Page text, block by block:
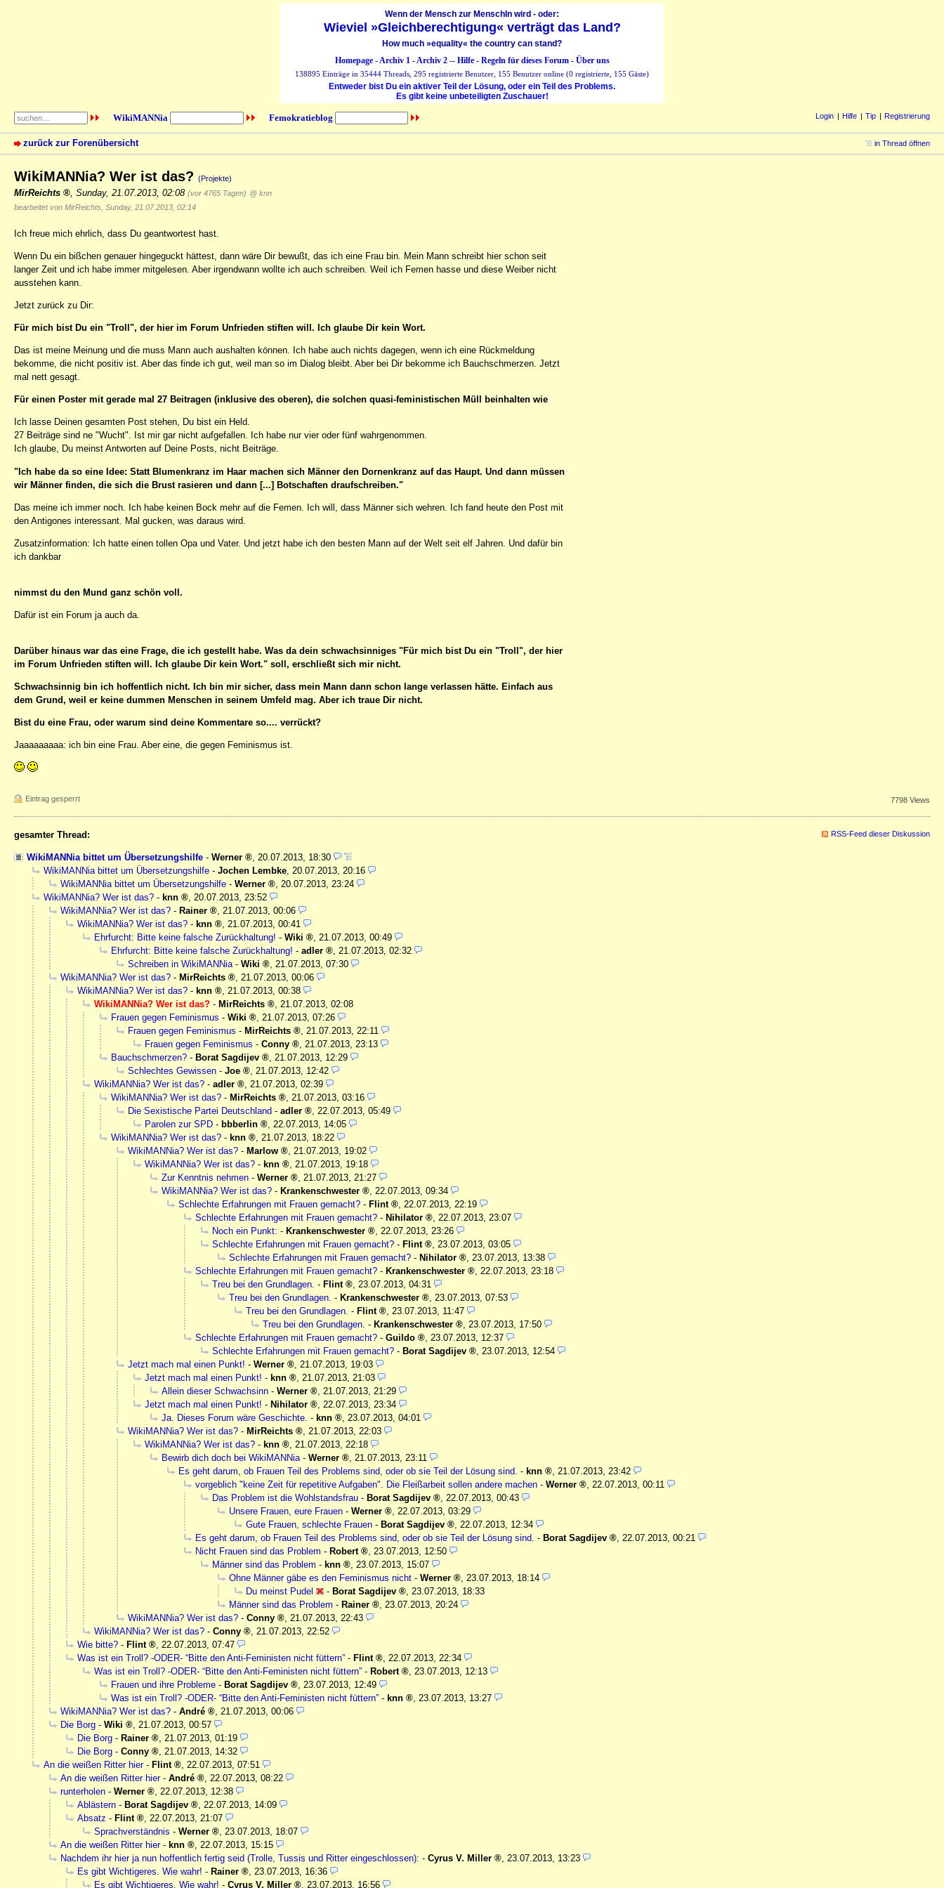
Wenn der Mensch zur MenschIn wird - oder:
Wieviel »Gleichberechtigung« verträgt das Land?
How much »equality« the country can stand?
Homepage-Archiv 1-Archiv 2-- Hilfe- Regeln für dieses Forum- Über uns
138895 Einträge in 35444 Threads, 295 registrierte Benutzer, 155 Benutzer online (0 registrierte, 155 Gäste)
Entweder bist Du ein aktiver Teil der Lösung, oder ein Teil des Problems.
Es gibt keine unbeteiligten Zuschauer!
WikiMANNia Femokratieblog Login Hilfe Tip Registrierung
zurück zur Forenübersicht in Thread öffnen
WikiMANNia? Wer ist das? (Projekte)
MirReichts Sunday, 21.07.2013, 02:08 (vor 4765 Tagen) @ knn
bearbeitet von MirReichts, Sunday, 21.07.2013, 02:14
Ich freue mich ehrlich, dass Du geantwortest hast.
Wenn Du ein bißchen genauer hingeguckt hättest, dann wäre Dir bewußt, das ich eine Frau bin. Mein Mann schreibt hier schon seit
langer Zeit und ich habe immer mitgelesen. Aber irgendwann wollte ich auch schreiben. Weil ich Femen hasse und diese Weiber nicht
ausstehen kann.
Jetzt zurück zu Dir:
Für mich bist Du ein "Troll", der hier im Forum Unfrieden stiften will. Ich glaube Dir kein Wort.
Das ist meine Meinung und die muss Mann auch aushalten können. Ich habe auch nichts dagegen, wenn ich eine Rückmeldung
bekomme, die nicht positiv ist. Aber das finde ich gut, weil man so im Dialog bleibt. Aber bei Dir bekomme ich Bauchschmerzen. Jetzt
mal nett gesagt.
Für einen Poster mit gerade mal 27 Beitragen (inklusive des oberen), die solchen quasi-feministischen Müll beinhalten wie
Ich lasse Deinen gesamten Post stehen, Du bist ein Held.
27 Beiträge sind ne "Wucht". Ist mir gar nicht aufgefallen. Ich habe nur vier oder fünf wahrgenommen.
Ich glaube, Du meinst Antworten auf Deine Posts, nicht Beiträge.
"Ich habe da so eine Idee: Statt Blumenkranz im Haar machen sich Männer den Dornenkranz auf das Haupt. Und dann müssen
wir Männer finden, die sich die Brust rasieren und dann [...] Botschaften draufschreiben."
Das meine ich immer noch. Ich habe keinen Bock mehr auf die Femen. Ich will, dass Männer sich wehren. Ich fand heute den Post mit
den Antigones interessant. Mal gucken, was daraus wird.
Zusatzinformation: Ich hatte einen tollen Opa und Vater. Und jetzt habe ich den besten Mann auf der Welt seit elf Jahren. Und dafür bin
ich dankbar
nimmst du den Mund ganz schön voll.
Dafür ist ein Forum ja auch da.
Darüber hinaus war das eine Frage, die ich gestellt habe. Was da dein schwachsinniges "Für mich bist Du ein "Troll", der hier
im Forum Unfrieden stiften will. Ich glaube Dir kein Wort." soll, erschließt sich mir nicht.
Schwachsinnig bin ich hoffentlich nicht. Ich bin mir sicher, dass mein Mann dann schon lange verlassen hätte. Einfach aus
dem Grund, weil er keine dummen Menschen in seinem Umfeld mag. Aber ich traue Dir nicht.
Bist du eine Frau, oder warum sind deine Kommentare so.... verrückt?
Jaaaaaaaaa: ich bin eine Frau. Aber eine, die gegen Feminismus ist.
Eintrag gesperrt 7798 Views
gesamter Thread: RSS-Feed dieser Diskussion
WikiMANNia bittet um Übersetzungshilfe - Werner
20.07.2013, 18:30
WikiMANNia bittet um Übersetzungshilfe - Jochen Lembke 20.07.2013, 20:16
WikiMANNia bittet um Übersetzungshilfe - Werner
20.07.2013, 23:24
WikiMANNia? Wer ist das? - knn
20.07.2013, 23:52
WikiMANNia? Wer ist das? - Rainer
21.07.2013, 00:06
WikiMANNia? Wer ist das? - knn
21.07.2013, 00:41
Ehrfurcht: Bitte keine falsche Zurückhaltung! - Wiki
21.07.2013, 00:49
Ehrfurcht: Bitte keine falsche Zurückhaltung! - adler
21.07.2013, 02:32
Schreiben in WikiMANNia - Wiki
21.07.2013, 07:30
WikiMANNia? Wer ist das? - MirReichts
21.07.2013, 00:06
WikiMANNia? Wer ist das? - knn
21.07.2013, 00:38
WikiMANNia? Wer ist das? - MirReichts
21.07.2013, 02:08
Frauen gegen Feminismus - Wiki
21.07.2013, 07:26
Frauen gegen Feminismus - MirReichts
21.07.2013, 22:11
Frauen gegen Feminismus - Conny
21.07.2013, 23:13
Bauchschmerzen? - Borat Sagdijev
21.07.2013, 12:29
Schlechtes Gewissen - Joe
21.07.2013, 12:42
WikiMANNia? Wer ist das? - adler
21.07.2013, 02:39
WikiMANNia? Wer ist das? - MirReichts
21.07.2013, 03:16
Die Sexistische Partei Deutschland - adler
22.07.2013, 05:49
Parolen zur SPD - bbberlin
22.07.2013, 14:05
WikiMANNia? Wer ist das? - knn
21.07.2013, 18:22
WikiMANNia? Wer ist das? - Marlow
21.07.2013, 19:02
WikiMANNia? Wer ist das? - knn
21.07.2013, 19:18
Zur Kenntnis nehmen - Werner
21.07.2013, 21:27
WikiMANNia? Wer ist das? - Krankenschwester
22.07.2013, 09:34
Schlechte Erfahrungen mit Frauen gemacht? - Flint
22.07.2013, 22:19
Schlechte Erfahrungen mit Frauen gemacht? - Nihilator
22.07.2013, 23:07
Noch ein Punkt: - Krankenschwester
22.07.2013, 23:26
Schlechte Erfahrungen mit Frauen gemacht? - Flint
23.07.2013, 03:05
Schlechte Erfahrungen mit Frauen gemacht? - Nihilator
23.07.2013, 13:38
Schlechte Erfahrungen mit Frauen gemacht? - Krankenschwester
22.07.2013, 23:18
Treu bei den Grundlagen. - Flint
23.07.2013, 04:31
Treu bei den Grundlagen. - Krankenschwester
23.07.2013, 07:53
Treu bei den Grundlagen. - Flint
23.07.2013, 11:47
Treu bei den Grundlagen. - Krankenschwester
23.07.2013, 17:50
Schlechte Erfahrungen mit Frauen gemacht? - Guildo
23.07.2013, 12:37
Schlechte Erfahrungen mit Frauen gemacht? - Borat Sagdijev
23.07.2013, 12:54
Jetzt mach mal einen Punkt! - Werner
21.07.2013, 19:03
Jetzt mach mal einen Punkt! - knn
21.07.2013, 21:03
Allein dieser Schwachsinn - Werner
21.07.2013, 21:29
Jetzt mach mal einen Punkt! - Nihilator
22.07.2013, 23:34
Ja. Dieses Forum wäre Geschichte. - knn
23.07.2013, 04:01
WikiMANNia? Wer ist das? - MirReichts
21.07.2013, 22:03
WikiMANNia? Wer ist das? - knn
21.07.2013, 22:18
Bewirb dich doch bei WikiMANNia - Werner
21.07.2013, 23:11
Es geht darum, ob Frauen Teil des Problems sind, oder ob sie Teil der Lösung sind. - knn
21.07.2013, 23:42
vorgeblich "keine Zeit für repetitive Aufgaben". Die Fleißarbeit sollen andere machen - Werner
22.07.2013, 00:11
Das Problem ist die Wohlstandsfrau - Borat Sagdijev
22.07.2013, 00:43
Unsere Frauen, eure Frauen - Werner
22.07.2013, 03:29
Gute Frauen, schlechte Frauen - Borat Sagdijev
22.07.2013, 12:34
Es geht darum, ob Frauen Teil des Problems sind, oder ob sie Teil der Lösung sind. - Borat Sagdijev
22.07.2013, 00:21
Nicht Frauen sind das Problem - Robert
23.07.2013, 12:50
Männer sind das Problem - knn
23.07.2013, 15:07
Ohne Männer gäbe es den Feminismus nicht - Werner
23.07.2013, 18:14
Du meinst Pudel
- Borat Sagdijev
23.07.2013, 18:33
Männer sind das Problem - Rainer
23.07.2013, 20:24
WikiMANNia? Wer ist das? - Conny
21.07.2013, 22:43
WikiMANNia? Wer ist das? - Conny
21.07.2013, 22:52
Wie bitte? - Flint
22.07.2013, 07:47
Was ist ein Troll? -ODER- “Bitte den Anti-Feministen nicht füttern” - Flint
22.07.2013, 22:34
Was ist ein Troll? -ODER- “Bitte den Anti-Feministen nicht füttern” - Robert
23.07.2013, 12:13
Frauen und ihre Probleme - Borat Sagdijev
23.07.2013, 12:49
Was ist ein Troll? -ODER- “Bitte den Anti-Feministen nicht füttern” - knn
23.07.2013, 13:27
WikiMANNia? Wer ist das? - André
21.07.2013, 00:06
Die Borg - Wiki
21.07.2013, 00:57
Die Borg - Rainer
21.07.2013, 01:19
Die Borg - Conny
21.07.2013, 14:32
An die weißen Ritter hier- Flint
22.07.2013, 07:51
An die weißen Ritter hier- André
22.07.2013, 08:22
runterholen - Werner
22.07.2013, 12:38
Ablästern - Borat Sagdijev
22.07.2013, 14:09
Absatz - Flint
22.07.2013, 21:07
Sprachverständnis - Werner
23.07.2013, 18:07
An die weißen Ritter hier- knn
22.07.2013, 15:15
Nachdem ihr hier ja nun hoffentlich fertig seid (Trolle, Tussis und Ritter eingeschlossen): - Cyrus V. Miller
23.07.2013, 13:23
Es gibt Wichtigeres. Wie wahr! - Rainer
23.07.2013, 16:36
Es gibt Wichtigeres. Wie wahr! - Cyrus V. Miller 23.07.2013, 16:56